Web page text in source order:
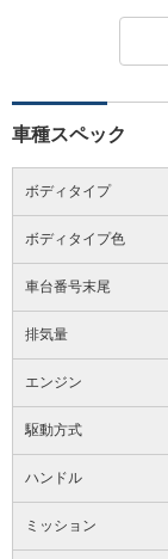
車種スペック
ボディタイプ
ボディタイプ色
車台番号末尾
排気量
エンジン
駆動方式
ハンドル
ミッション